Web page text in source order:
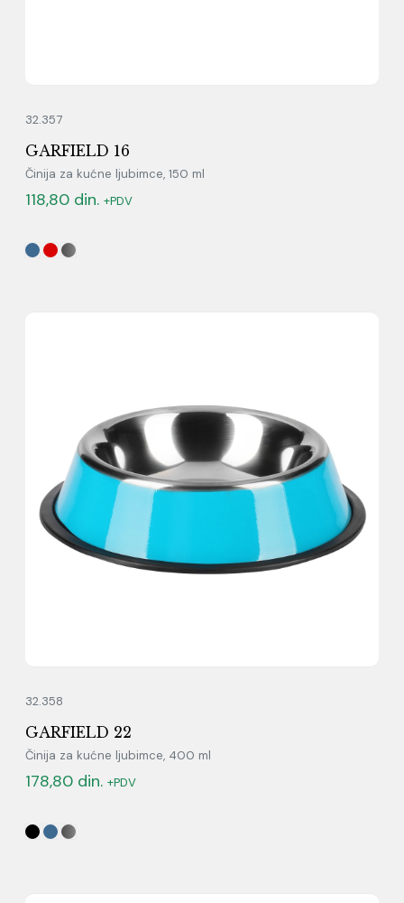
32.357
GARFIELD 16
Činija za kućne ljubimce, 150 ml
118,80 din. +PDV
32.358
GARFIELD 22
Činija za kućne ljubimce, 400 ml
178,80 din. +PDV